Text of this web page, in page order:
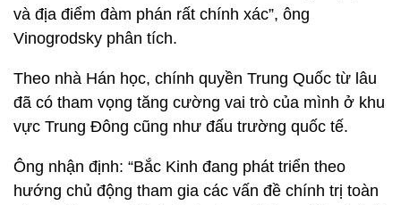
và địa điểm đàm phán rất chính xác”, ông
Vinogrodsky phân tích.
Theo nhà Hán học, chính quyền Trung Quốc từ lâu
đã có tham vọng tăng cường vai trò của mình ở khu
vực Trung Đông cũng như đấu trường quốc tế.
Ông nhận định: “Bắc Kinh đang phát triển theo
hướng chủ động tham gia các vấn đề chính trị toàn